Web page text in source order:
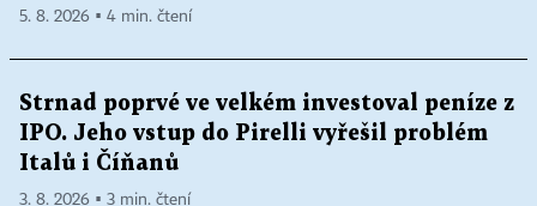
5. 8. 2026 ▪ 4 min. čtení
Strnad poprvé ve velkém investoval peníze z
IPO. Jeho vstup do Pirelli vyřešil problém
Italů i Číňanů
3. 8. 2026 ▪ 3 min. čtení